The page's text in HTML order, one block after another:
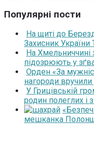
Популярні пости
На щиті до
Захисник України
На Хмельниччині
підозрюють у
Орден «За
нагороди
У Грицівській
родин полеглих і
мешканка